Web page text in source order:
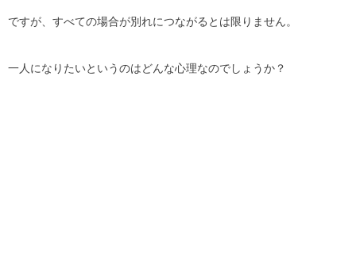
ですが、すべての場合が別れにつながるとは限りません。
一人になりたいというのはどんな心理なのでしょうか？